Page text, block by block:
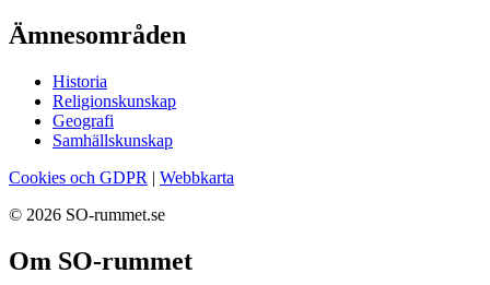
Ämnesområden
Historia
Religionskunskap
Geografi
Samhällskunskap
Cookies och GDPR | Webbkarta
© 2026 SO-rummet.se
Om SO-rummet